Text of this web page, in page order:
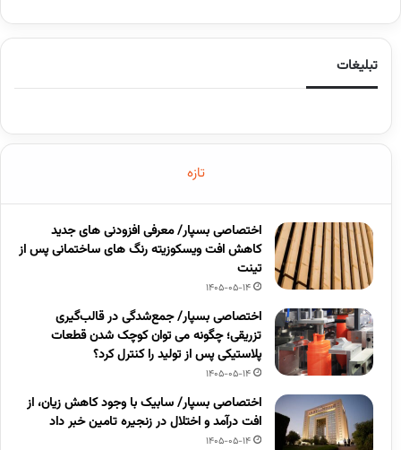
تبلیغات
تازه
اختصاصی بسپار/ معرفی افزودنی های جدید
کاهش افت ویسکوزیته رنگ های ساختمانی پس از
تینت
1405-05-14
اختصاصی بسپار/ جمع‌شدگی در قالب‌گیری
تزریقی؛ چگونه می توان کوچک شدن قطعات
پلاستیکی پس از تولید را کنترل کرد؟
1405-05-14
اختصاصی بسپار/ سابیک با وجود کاهش زیان، از
افت درآمد و اختلال در زنجیره تامین خبر داد
1405-05-14